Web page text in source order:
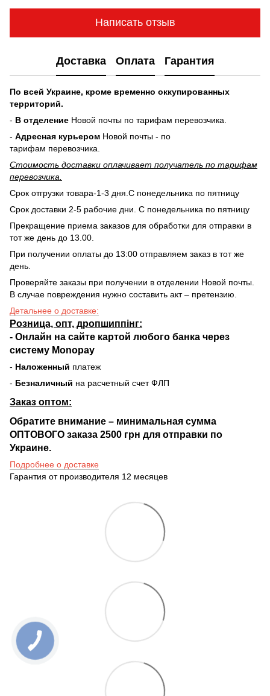
Написать отзыв
Доставка Оплата Гарантия
По всей Украине, кроме временно оккупированных
территорий.
- В отделение Новой почты по тарифам перевозчика.
- Адресная курьером Новой почты - по
тарифам перевозчика.
Стоимость доставки оплачивает получатель по тарифам
перевозчика.
Срок отгрузки товара-1-3 дня.С понедельника по пятницу
Срок доставки 2-5 рабочие дни. С понедельника по пятницу
Прекращение приема заказов для обработки для отправки в
тот же день до 13.00.
При получении оплаты до 13:00 отправляем заказ в тот же
день.
Проверяйте заказы при получении в отделении Новой почты.
В случае повреждения нужно составить акт – претензию.
Детальнее о доставке:
Розница, опт, дропшиппінг:
- Онлайн на сайте картой любого банка через
систему Monopay
- Наложенный платеж
- Безналичный на расчетный счет ФЛП
Заказ оптом:
Обратите внимание – минимальная сумма
ОПТОВОГО заказа 2500 грн для отправки по
Украине.
Подробнее о доставке
Гарантия от производителя 12 месяцев